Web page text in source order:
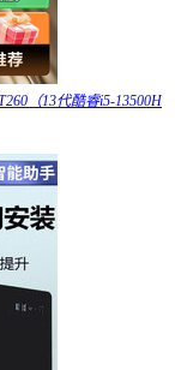
（13代酷睿i5-13500H